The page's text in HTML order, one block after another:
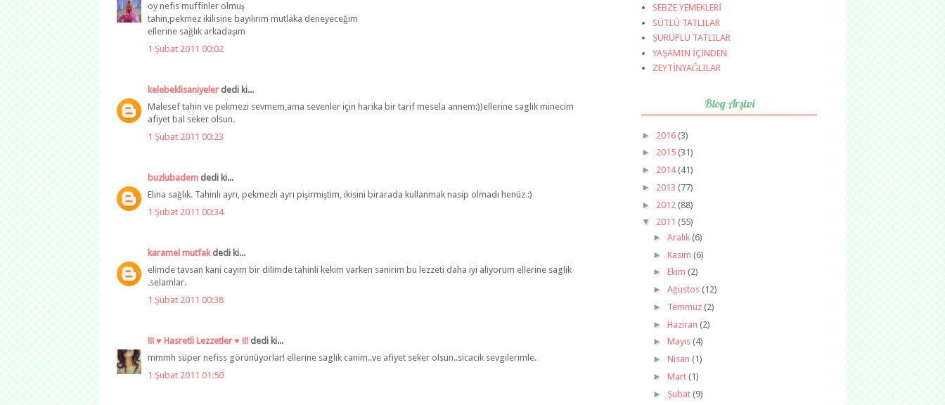
oy nefis muffinler olmuş
tahin,pekmez ikilisine bayılırım mutlaka deneyeceğim
ellerine sağlık arkadaşım
1 Şubat 2011 00:02
kelebeklisaniyeler dedi ki...
Malesef tahin ve pekmezi sevmem,ama sevenler için harika bir tarif mesela annem:))ellerine saglik minecim
afiyet bal seker olsun.
1 Şubat 2011 00:23
buzlubadem dedi ki...
Elina sağlık. Tahinli ayrı, pekmezli ayrı pişirmiştim, ikisini birarada kullanmak nasip olmadı henüz :)
1 Şubat 2011 00:34
karamel mutfakdedi ki...
elimde tavsan kani cayim bir dilimde tahinli kekim varken sanirim bu lezzeti daha iyi aliyorum ellerine saglik
.selamlar.
1 Şubat 2011 00:38
!!! ♥ Hasretli Lezzetler ♥ !!! dedi ki...
mmmh süper nefiss görünüyorlar! ellerine saglik canim..ve afiyet seker olsun..sicacik sevgilerimle.
1 Şubat 2011 01:50
SEBZE YEMEKLERİ
SÜTLÜ TATLILAR
ŞURUPLU TATLILAR
YAŞAMIN İÇİNDEN
ZEYTİNYAĞLILAR
Blog Arşivi
► 2016 (3)
► 2015 (31)
► 2014(41)
► 2013 (77)
► 2012 (88)
▼ 2011 (55)
► Aralık (6)
► Kasım (6)
► Ekim (2)
► Ağustos (12)
► Temmuz (2)
► Haziran (2)
► Mayıs (4)
► Nisan (1)
► Mart (1)
► Şubat (9)